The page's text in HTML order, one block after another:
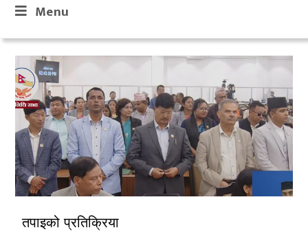
Menu
तपाइको प्रतिक्रिया